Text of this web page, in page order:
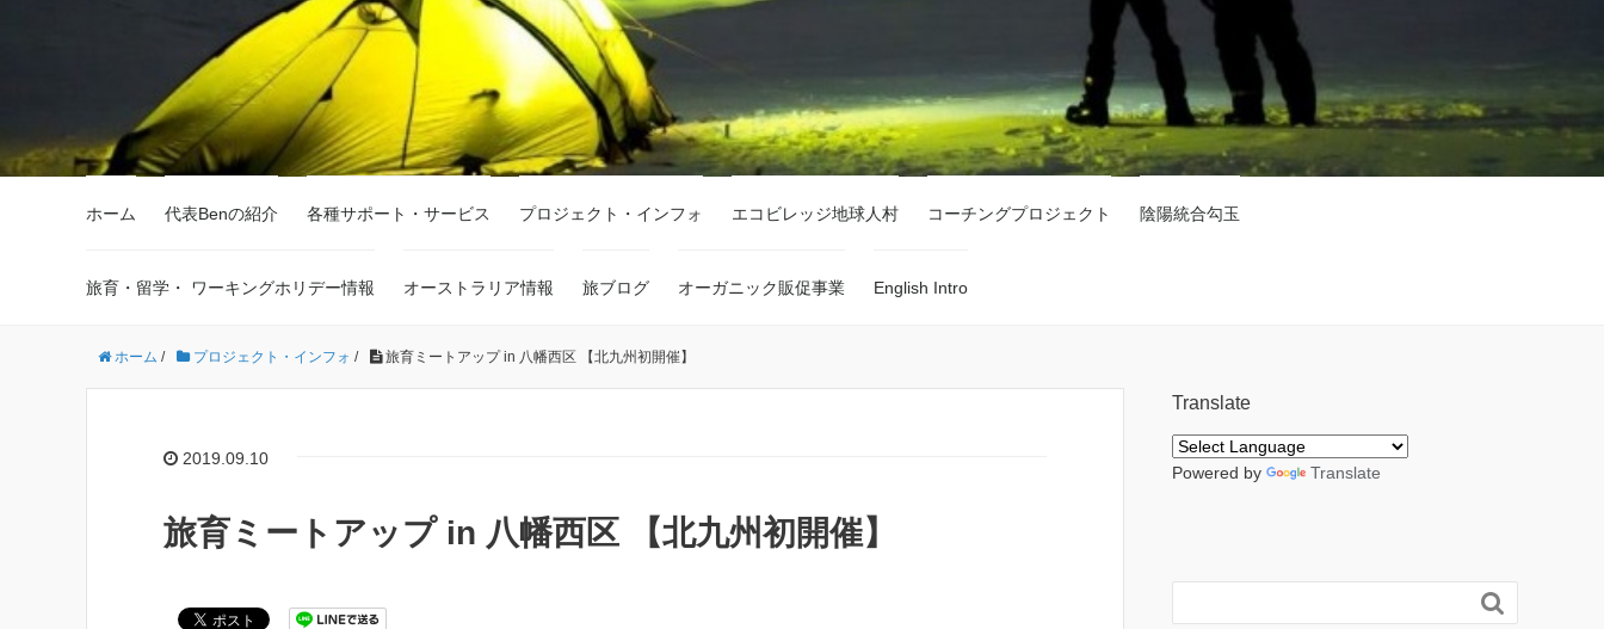
ホーム 代表Benの紹介 各種サポート・サービス プロジェクト・インフォ エコビレッジ地球人村 コーチングプロジェクト 陰陽統合勾玉
旅育・留学・ ワーキングホリデー情報 オーストラリア情報 旅ブログ オーガニック販促事業 English Intro
ホーム / プロジェクト・インフォ / 旅育ミートアップ in 八幡西区 【北九州初開催】
2019.09.10
旅育ミートアップ in 八幡西区 【北九州初開催】
Translate
Powered by Translate
